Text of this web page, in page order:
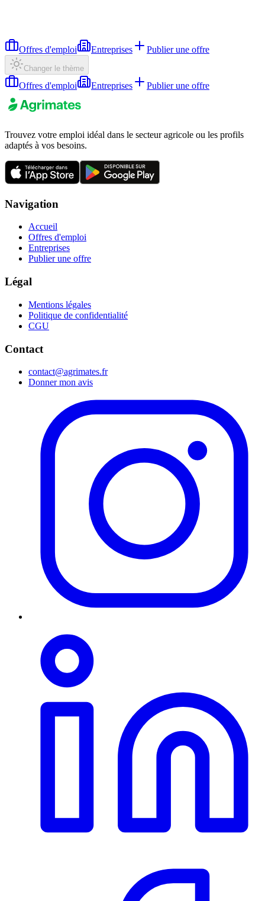
Offres d'emploi Entreprises Publier une offre
Changer le thème
Offres d'emploi Entreprises Publier une offre
Trouvez votre emploi idéal dans le secteur agricole ou les profils
adaptés à vos besoins.
Navigation
Accueil
Offres d'emploi
Entreprises
Publier une offre
Légal
Mentions légales
Politique de confidentialité
CGU
Contact
contact@agrimates.fr
Donner mon avis